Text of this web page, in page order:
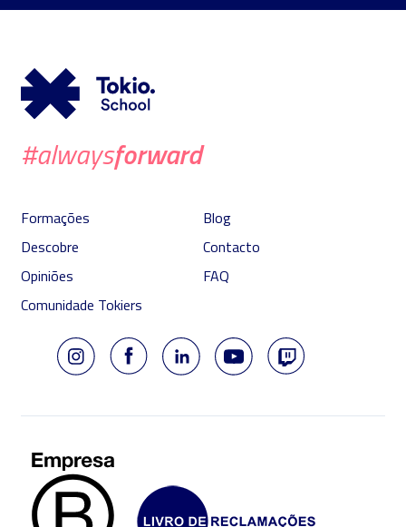
#alwaysforward
Formações
Descobre
Opiniões
Comunidade Tokiers
Blog
Contacto
FAQ